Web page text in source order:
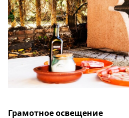
Грамотное освещение